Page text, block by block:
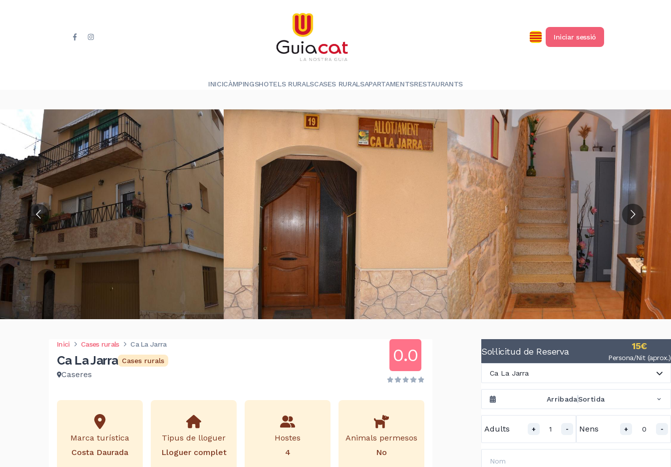
Iniciar sessió
INICICÀMPINGSHOTELS RURALSCASES RURALSAPARTAMENTSRESTAURANTS
Inici Cases rurals Ca La Jarra
Ca La Jarra Cases rurals
Caseres
0.0
Marca turística
Costa Daurada
Tipus de lloguer
Lloguer complet
Hostes
4
Animals permesos
No
Sol·licitud de Reserva 15€
Persona/Nit (aprox.)
Ca La Jarra
ArribadaSortida
Adults + 1 - Nens + 0 -